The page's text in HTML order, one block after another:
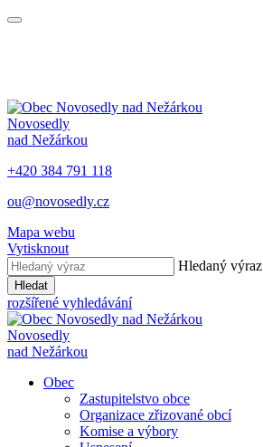
Novosedly
nad Nežárkou
+420 384 791 118
ou@novosedly.cz
Mapa webu
Vytisknout
Hledaný výraz
Hledat
rozšířené vyhledávání
Novosedly
nad Nežárkou
Obec
Zastupitelstvo obce
Organizace zřizované obcí
Komise a výbory